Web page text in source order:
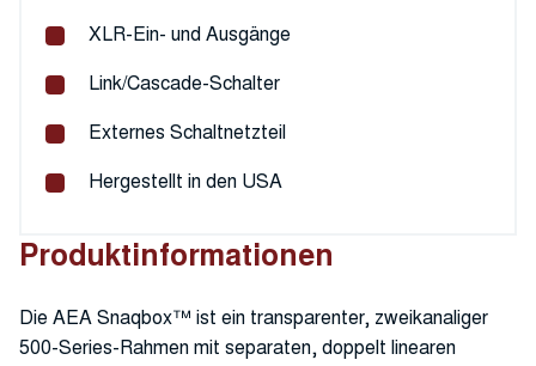
XLR-Ein- und Ausgänge
Link/Cascade-Schalter
Externes Schaltnetzteil
Hergestellt in den USA
Produktinformationen
Die AEA Snaqbox™ ist ein transparenter, zweikanaliger
500-Series-Rahmen mit separaten, doppelt linearen